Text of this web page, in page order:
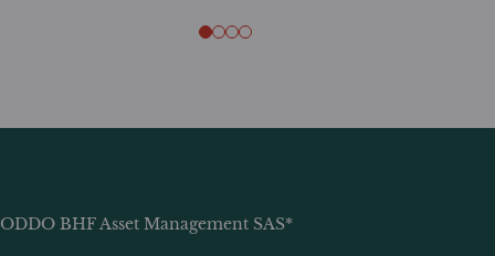
ODDO BHF Asset Management SAS*